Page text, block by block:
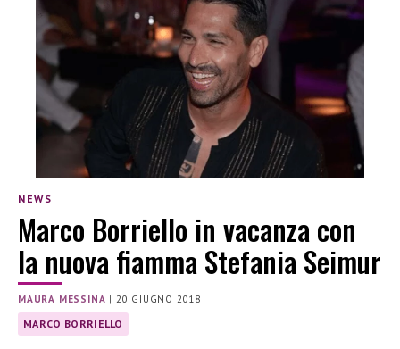
NEWS
Marco Borriello in vacanza con
la nuova fiamma Stefania Seimur
MAURA MESSINA | 20 GIUGNO 2018
MARCO BORRIELLO